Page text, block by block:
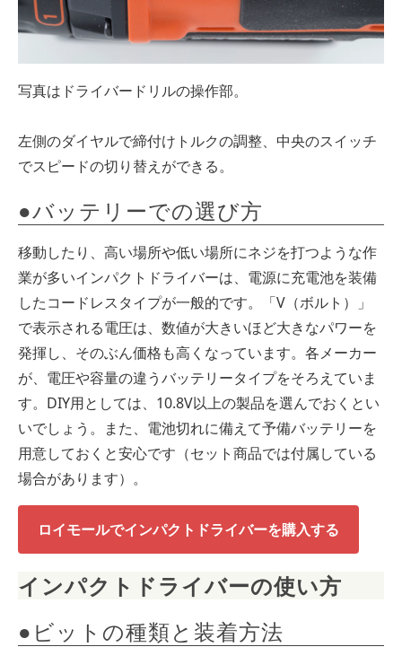
写真はドライバードリルの操作部。
左側のダイヤルで締付けトルクの調整、中央のスイッチ
でスピードの切り替えができる。
●バッテリーでの選び方
移動したり、高い場所や低い場所にネジを打つような作
業が多いインパクトドライバーは、電源に充電池を装備
したコードレスタイプが一般的です。「V（ボルト）」
で表示される電圧は、数値が大きいほど大きなパワーを
発揮し、そのぶん価格も高くなっています。各メーカー
が、電圧や容量の違うバッテリータイプをそろえていま
す。DIY用としては、10.8V以上の製品を選んでおくとい
いでしょう。また、電池切れに備えて予備バッテリーを
用意しておくと安心です（セット商品では付属している
場合があります）。
ロイモールでインパクトドライバーを購入する
インパクトドライバーの使い方
●ビットの種類と装着方法